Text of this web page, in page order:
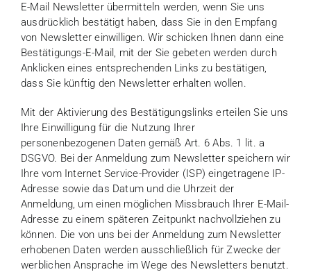
E-Mail Newsletter übermitteln werden, wenn Sie uns
ausdrücklich bestätigt haben, dass Sie in den Empfang
von Newsletter einwilligen. Wir schicken Ihnen dann eine
Bestätigungs-E-Mail, mit der Sie gebeten werden durch
Anklicken eines entsprechenden Links zu bestätigen,
dass Sie künftig den Newsletter erhalten wollen.
Mit der Aktivierung des Bestätigungslinks erteilen Sie uns
Ihre Einwilligung für die Nutzung Ihrer
personenbezogenen Daten gemäß Art. 6 Abs. 1 lit. a
DSGVO. Bei der Anmeldung zum Newsletter speichern wir
Ihre vom Internet Service-Provider (ISP) eingetragene IP-
Adresse sowie das Datum und die Uhrzeit der
Anmeldung, um einen möglichen Missbrauch Ihrer E-Mail-
Adresse zu einem späteren Zeitpunkt nachvollziehen zu
können. Die von uns bei der Anmeldung zum Newsletter
erhobenen Daten werden ausschließlich für Zwecke der
werblichen Ansprache im Wege des Newsletters benutzt.